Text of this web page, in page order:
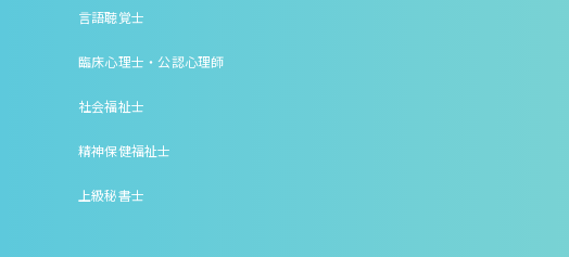
言語聴覚士
臨床心理士・公認心理師
社会福祉士
精神保健福祉士
上級秘書士